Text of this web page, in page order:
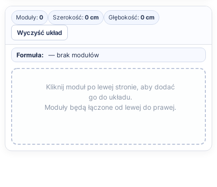
Moduły: 0 Szerokość: 0 cm Głębokość: 0 cm
Wyczyść układ
Formuła: — brak modułów
Kliknij moduł po lewej stronie, aby dodać
go do układu.
Moduły będą łączone od lewej do prawej.